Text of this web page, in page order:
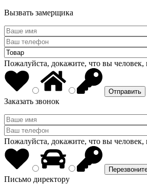
Вызвать замерщика
Пожалуйста, докажите, что вы человек,
Заказать звонок
Пожалуйста, докажите, что вы человек,
Письмо директору